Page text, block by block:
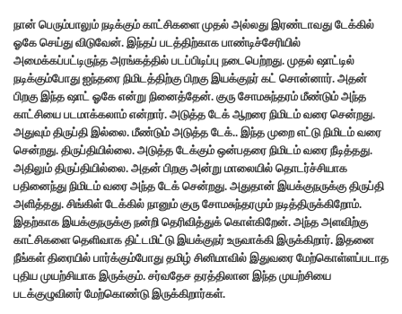
நான் பெரும்பாலும் நடிக்கும் காட்சிகளை முதல் அல்லது இரண்டாவது டேக்கில்
ஓகே செய்து விடுவேன். இந்தப் படத்திற்காக பாண்டிச்சேரியில்
அமைக்கப்பட்டிருந்த அரங்கத்தில் படப்பிடிப்பு நடைபெற்றது.‌ முதல் ஷாட்டில்
நடிக்கும்போது ஐந்தரை நிமிடத்திற்கு பிறகு இயக்குநர் கட் சொன்னார். அதன்
பிறகு இந்த ஷாட் ஓகே என்று நினைத்தேன். குரு சோமசுந்தரம் மீண்டும் அந்த
காட்சியை படமாக்கலாம் என்றார். அடுத்த டேக் ஆறரை நிமிடம் வரை சென்றது.‌
அதுவும் திருப்தி இல்லை. மீண்டும் அடுத்த டேக்.. இந்த முறை எட்டு நிமிடம் வரை
சென்றது. திருப்தியில்லை. அடுத்த டேக்கும் ஒன்பதரை நிமிடம் வரை நீடித்தது.
அதிலும் திருப்தியில்லை.‌ அதன் பிறகு அன்று மாலையில் தொடர்ச்சியாக
பதினைந்து நிமிடம் வரை அந்த டேக் சென்றது. அதுதான் இயக்குநருக்கு திருப்தி
அளித்தது. சிங்கிள் டேக்கில் நானும் குரு சோமசுந்தரமும் நடித்திருக்கிறோம்.
இதற்காக இயக்குநருக்கு நன்றி தெரிவித்துக் கொள்கிறேன். அந்த அளவிற்கு
காட்சிகளை தெளிவாக திட்டமிட்டு இயக்குநர் உருவாக்கி இருக்கிறார். இதனை
நீங்கள் திரையில் பார்க்கும்போது தமிழ் சினிமாவில் இதுவரை மேற்கொள்ளப்படாத
புதிய முயற்சியாக இருக்கும். சர்வதேச தரத்திலான இந்த முயற்சியை
படக்குழுவினர் மேற்கொண்டு இருக்கிறார்கள்.‌